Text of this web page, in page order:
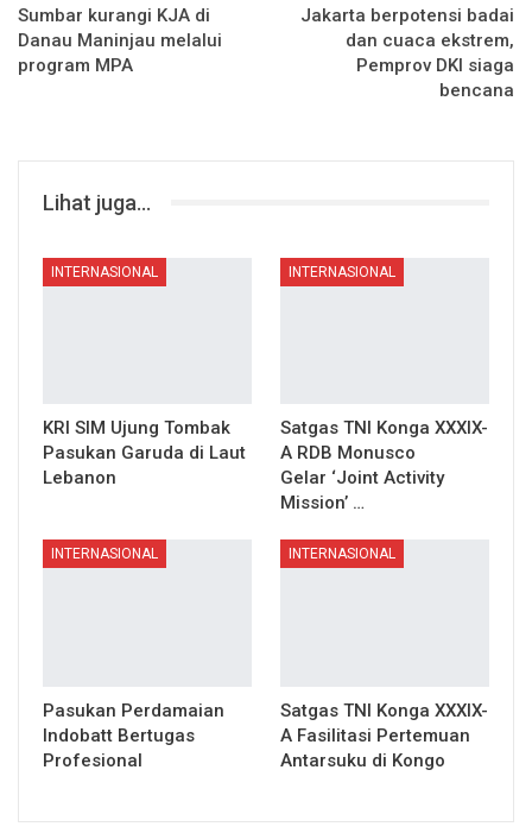
Sumbar kurangi KJA di
Danau Maninjau melalui
program MPA
Jakarta berpotensi badai
dan cuaca ekstrem,
Pemprov DKI siaga
bencana
Lihat juga...
INTERNASIONAL
KRI SIM Ujung Tombak
Pasukan Garuda di Laut
Lebanon
INTERNASIONAL
Satgas TNI Konga XXXIX-
A RDB Monusco
Gelar ‘Joint Activity
Mission’ …
INTERNASIONAL
Pasukan Perdamaian
Indobatt Bertugas
Profesional
INTERNASIONAL
Satgas TNI Konga XXXIX-
A Fasilitasi Pertemuan
Antarsuku di Kongo